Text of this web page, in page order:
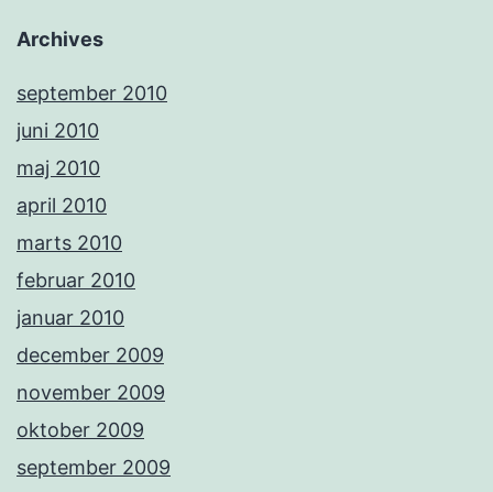
Archives
september 2010
juni 2010
maj 2010
april 2010
marts 2010
februar 2010
januar 2010
december 2009
november 2009
oktober 2009
september 2009